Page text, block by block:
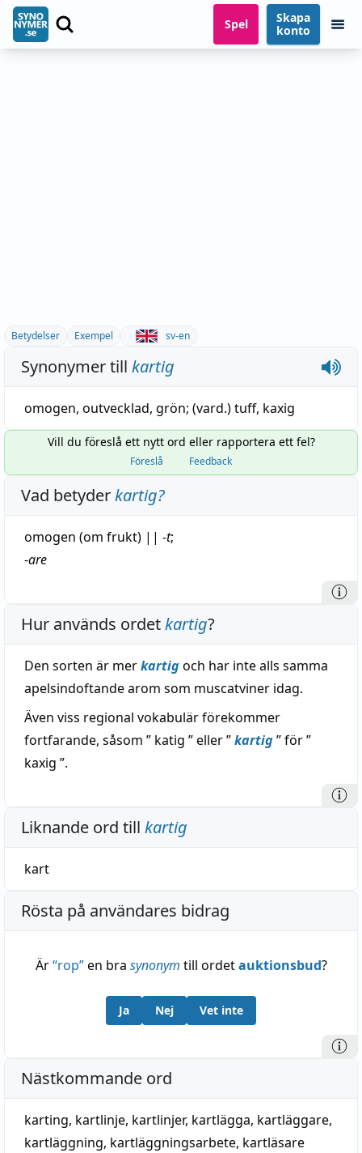
Spel
Skapa
konto
Betydelser Exempel sv-en
Synonymer till kartig
omogen, outvecklad, grön; (vard.)tuff, kaxig
Vill du föreslå ett nytt ord eller rapportera ett fel?
Föreslå Feedback
Vad betyderkartig?
omogen (om frukt) || -t;
-are
Hur används ordetkartig?
Den sorten är merkartigoch har inte alls samma
apelsindoftande arom som muscatviner idag.
Även viss regional vokabulär förekommer
fortfarande, såsom ” katig ” eller ”kartig” för ”
kaxig ”.
Liknande ord till kartig
kart
Rösta på användares bidrag
Är“rop”en bra synonym till ordetauktionsbud?
Ja Nej Vet inte
Nästkommande ord
karting, kartlinje, kartlinjer, kartlägga, kartläggare,
kartläggning, kartläggningsarbete, kartläsare